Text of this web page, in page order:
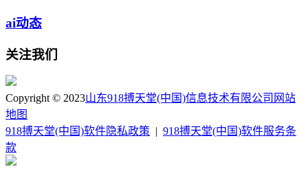
ai动态
关注我们
Copyright © 2023山东918搏天堂(中国)信息技术有限公司 网站
地图
918搏天堂(中国)软件隐私政策
918搏天堂(中国)软件服务条
款